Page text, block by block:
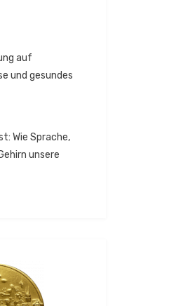
auf
und gesundes
Wie Sprache,
unsere